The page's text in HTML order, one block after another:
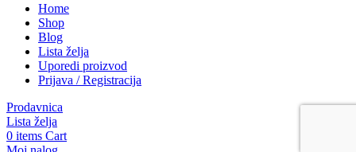
Home
Shop
Blog
Lista želja
Uporedi proizvod
Prijava / Registracija
Prodavnica
Lista želja
0 items Cart